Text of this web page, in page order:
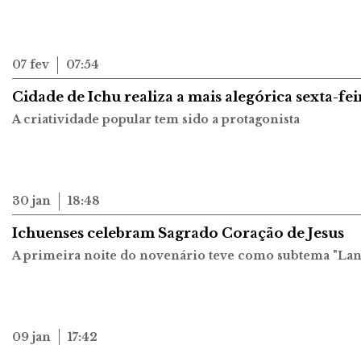
07 fev 07:54
Cidade de Ichu realiza a mais alegórica sexta-
A criatividade popular tem sido a protagonista
30 jan 18:48
Ichuenses celebram Sagrado Coração de Jesus
A primeira noite do novenário teve como subtema
09 jan 17:42